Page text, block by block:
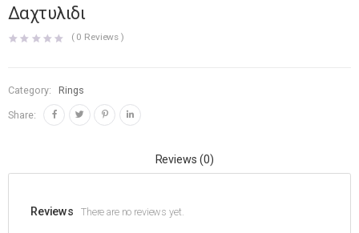
Δαχτυλιδι
( 0 Reviews )
Category: Rings
Share:
Reviews (0)
Reviews There are no reviews yet.